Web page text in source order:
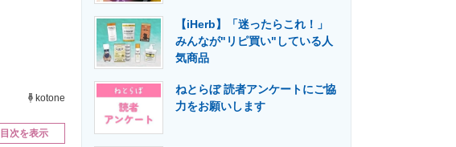
エネルギーの専門メディア 建設×テクノロジーの最前線
kotone
目次を表示
【iHerb】「迷ったらこれ！」
みんなが"リピ買い"している人
気商品
ねとらぼ 読者アンケートにご協
力をお願いします